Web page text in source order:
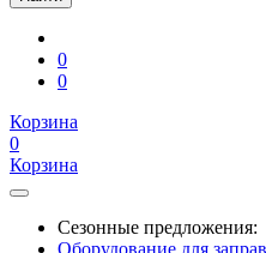
0
0
Корзина
0
Корзина
Сезонные предложения:
Оборудование для